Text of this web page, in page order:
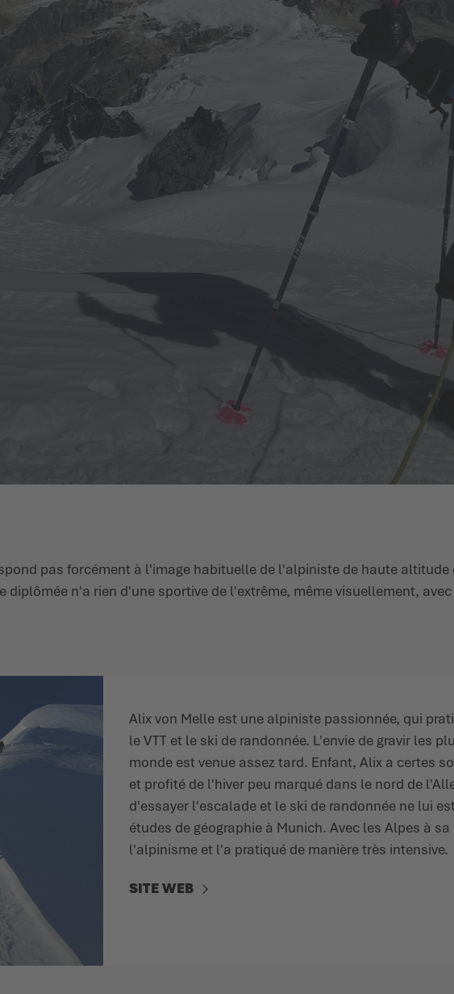
pas forcément à l'image habituelle de l'alpiniste de haute
diplômée n'a rien d'une sportive de l'extrême, même visuellement,
Alix von Melle est une alpiniste passionnée, qui
le VTT et le ski de randonnée. L'envie de gravir les
monde est venue assez tard. Enfant, Alix a certes
et profité de l'hiver peu marqué dans le nord de
d'essayer l'escalade et le ski de randonnée ne lui
études de géographie à Munich. Avec les Alpes à
l'alpinisme et l'a pratiqué de manière très intensive.
SITE WEB